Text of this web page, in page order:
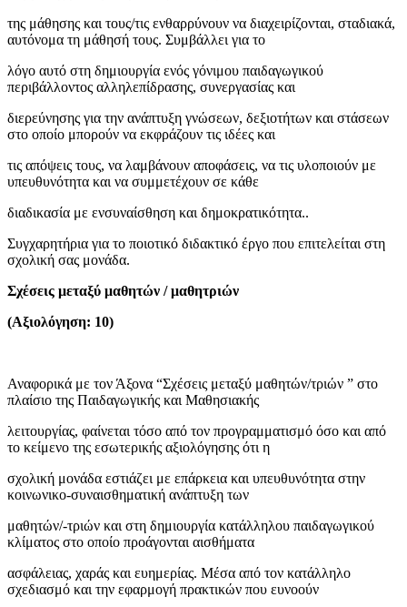
της μάθησης και τους/τις ενθαρρύνουν να διαχειρίζονται, σταδιακά,
αυτόνομα τη μάθησή τους. Συμβάλλει για το
λόγο αυτό στη δημιουργία ενός γόνιμου παιδαγωγικού
περιβάλλοντος αλληλεπίδρασης, συνεργασίας και
διερεύνησης για την ανάπτυξη γνώσεων, δεξιοτήτων και στάσεων
στο οποίο μπορούν να εκφράζουν τις ιδέες και
τις απόψεις τους, να λαμβάνουν αποφάσεις, να τις υλοποιούν με
υπευθυνότητα και να συμμετέχουν σε κάθε
διαδικασία με ενσυναίσθηση και δημοκρατικότητα..
Συγχαρητήρια για το ποιοτικό διδακτικό έργο που επιτελείται στη
σχολική σας μονάδα.
Σχέσεις μεταξύ μαθητών / μαθητριών
(Αξιολόγηση: 10)
Αναφορικά με τον Άξονα “Σχέσεις μεταξύ μαθητών/τριών ” στο
πλαίσιο της Παιδαγωγικής και Μαθησιακής
λειτουργίας, φαίνεται τόσο από τον προγραμματισμό όσο και από
το κείμενο της εσωτερικής αξιολόγησης ότι η
σχολική μονάδα εστιάζει με επάρκεια και υπευθυνότητα στην
κοινωνικο-συναισθηματική ανάπτυξη των
μαθητών/-τριών και στη δημιουργία κατάλληλου παιδαγωγικού
κλίματος στο οποίο προάγονται αισθήματα
ασφάλειας, χαράς και ευημερίας. Μέσα από τον κατάλληλο
σχεδιασμό και την εφαρμογή πρακτικών που ευνοούν